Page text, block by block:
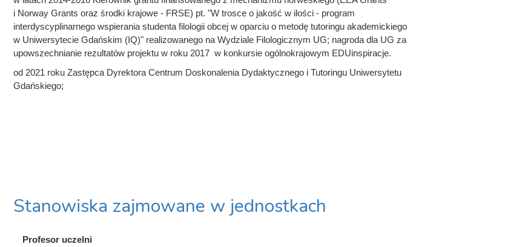
i Norway Grants oraz środki krajowe - FRSE) pt. "W trosce o jakość w ilości - program
interdyscyplinarnego wspierania studenta filologii obcej w oparciu o metodę tutoringu akademickiego
w Uniwersytecie Gdańskim (IQ)" realizowanego na Wydziale Filologicznym UG; nagroda dla UG za
upowszechnianie rezultatów projektu w roku 2017 w konkursie ogólnokrajowym EDUinspiracje.
od 2021 roku Zastępca Dyrektora Centrum Doskonalenia Dydaktycznego i Tutoringu Uniwersytetu
Gdańskiego;
Stanowiska zajmowane w jednostkach
Profesor uczelni